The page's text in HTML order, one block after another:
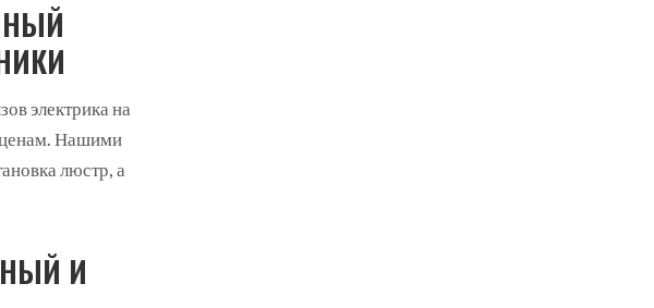
электрика на
ценам. Нашими
люстр, а
И